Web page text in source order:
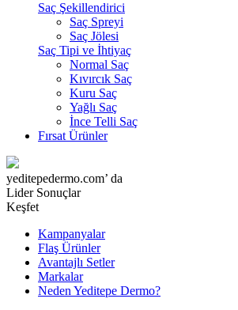
Saç Şekillendirici
Saç Spreyi
Saç Jölesi
Saç Tipi ve İhtiyaç
Normal Saç
Kıvırcık Saç
Kuru Saç
Yağlı Saç
İnce Telli Saç
Fırsat Ürünler
yeditepedermo.com’ da
Lider Sonuçlar
Keşfet
Kampanyalar
Flaş Ürünler
Avantajlı Setler
Markalar
Neden Yeditepe Dermo?